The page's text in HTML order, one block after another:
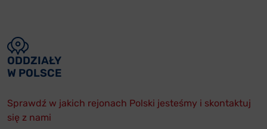
ODDZIAŁY
W POLSCE
Sprawdź w jakich rejonach Polski jesteśmy i skontaktuj
się z nami